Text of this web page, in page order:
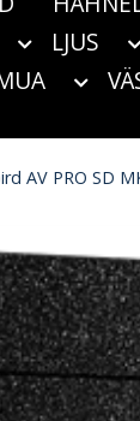
LJUS
AV PRO SD